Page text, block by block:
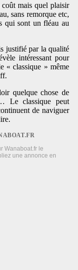
mais quel plaisir
sans remorque etc,
qui sont un fléau au
justifié par la qualité
intéressant pour
« classique » même
quelque chose de
Le classique peut
de naviguer
Wanaboat.fr le
une annonce en